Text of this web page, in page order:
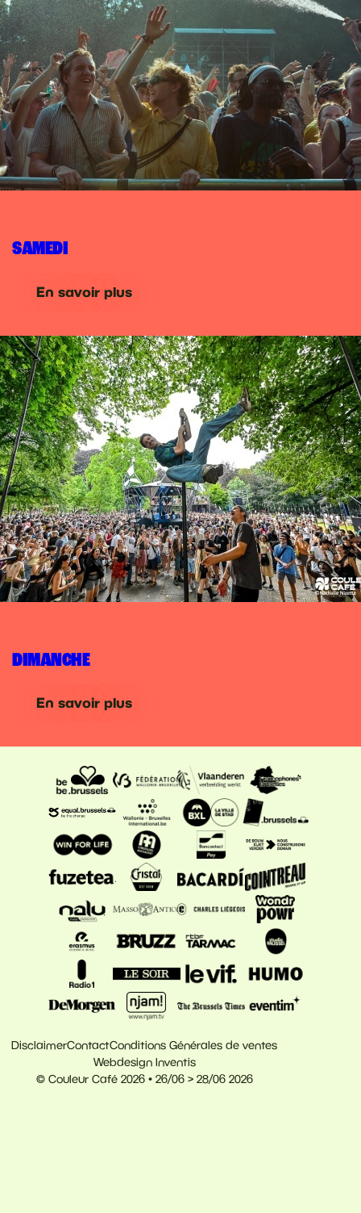
SAMEDI
En savoir plus
DIMANCHE
En savoir plus
© Couleur Café 2026 • 26/06 > 28/06 2026
DisclaimerContactConditions Générales de ventes
Webdesign Inventis